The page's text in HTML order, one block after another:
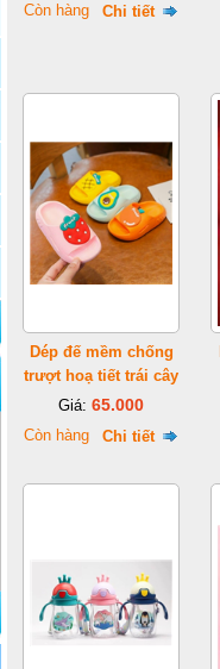
Còn hàng Chi tiết
Dép đế mềm chống
trượt hoạ tiết trái cây
Giá: 65.000
Còn hàng Chi tiết